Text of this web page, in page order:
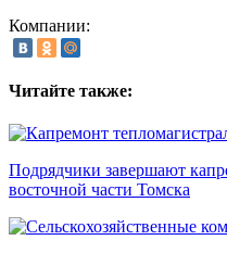
Компании:
Читайте также:
Подрядчики завершают
восточной части Томска